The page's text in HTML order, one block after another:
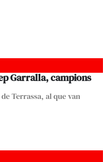
Garralla, campions
Terrassa, al que van